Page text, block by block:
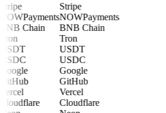
Stripe
NOWPayments
BNB Chain
Tron
USDT
USDC
Google
GitHub
Vercel
Cloudflare
Stripe
NOWPayments
BNB Chain
Tron
USDT
USDC
Google
GitHub
Vercel
Cloudflare